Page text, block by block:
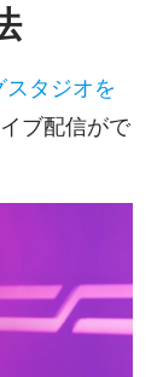
タジオを
ブ配信がで